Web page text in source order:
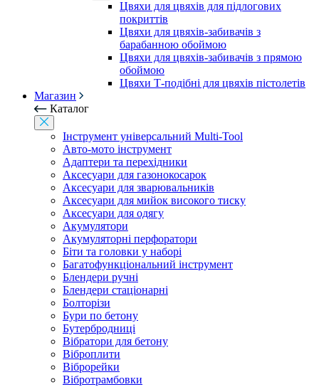
Цвяхи для цвяхів для підлогових
покриттів
Цвяхи для цвяхів-забивачів з
барабанною обоймою
Цвяхи для цвяхів-забивачів з прямою
обоймою
Цвяхи Т-подібні для цвяхів пістолетів
Магазин
Каталог
Інструмент універсальний Multi-Tool
Авто-мото інструмент
Адаптери та перехідники
Аксесуари для газонокосарок
Аксесуари для зварювальників
Аксесуари для мийок високого тиску
Аксесуари для одягу
Акумулятори
Акумуляторні перфоратори
Біти та головки у наборі
Багатофункціональний інструмент
Блендери ручні
Блендери стаціонарні
Болторізи
Бури по бетону
Бутербродниці
Вібратори для бетону
Віброплити
Віброрейки
Вібротрамбовки